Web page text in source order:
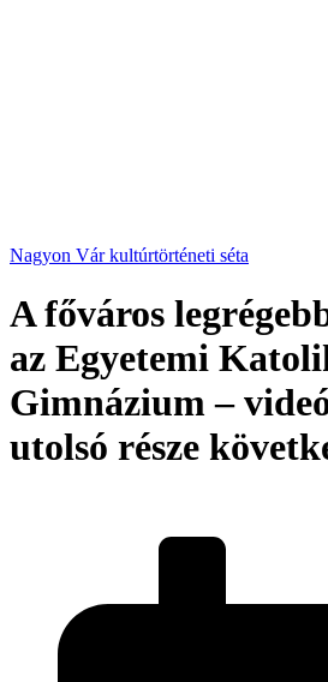
Nagyon Vár kultúrtörténeti séta
A főváros
az Egyetemi
Gimnázium –
utolsó része